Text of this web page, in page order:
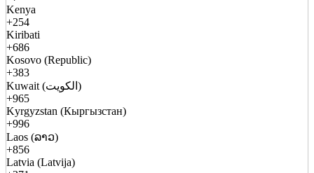
Kenya
+254
Kiribati
+686
Kosovo (Republic)
+383
Kuwait (الكويت)
+965
Kyrgyzstan (Кыргызстан)
+996
Laos (ລາວ)
+856
Latvia (Latvija)